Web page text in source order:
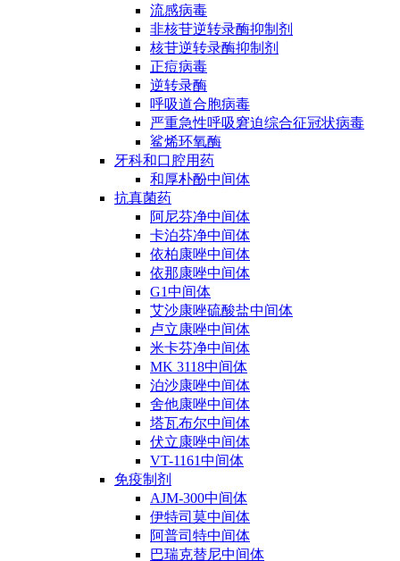
流感病毒
非核苷逆转录酶抑制剂
核苷逆转录酶抑制剂
正痘病毒
逆转录酶
呼吸道合胞病毒
严重急性呼吸窘迫综合征冠状病毒
鲨烯环氧酶
牙科和口腔用药
和厚朴酚中间体
抗真菌药
阿尼芬净中间体
卡泊芬净中间体
依柏康唑中间体
依那康唑中间体
G1中间体
艾沙康唑硫酸盐中间体
卢立康唑中间体
米卡芬净中间体
MK 3118中间体
泊沙康唑中间体
舍他康唑中间体
塔瓦布尔中间体
伏立康唑中间体
VT-1161中间体
免疫制剂
AJM-300中间体
伊特司莫中间体
阿普司特中间体
巴瑞克替尼中间体